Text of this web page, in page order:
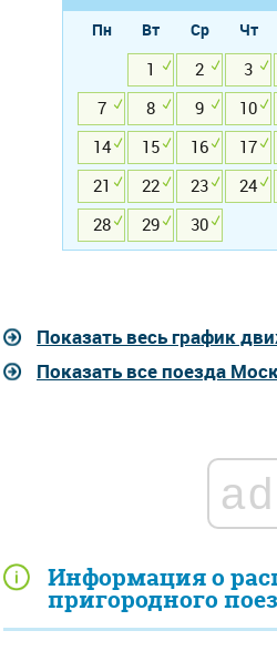
Информация о
пригородного
Пн Вт Ср Чт
1
2 3
7
8 9 10
14
15 16 17
21
22 23 24
28
29 30
Показать весь график
Показать все поезда
ad